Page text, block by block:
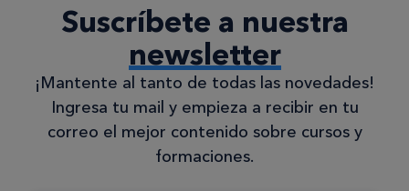
Suscríbete a nuestra
newsletter
¡Mantente al tanto de todas las novedades!
Ingresa tu mail y empieza a recibir en tu
correo el mejor contenido sobre cursos y
formaciones.